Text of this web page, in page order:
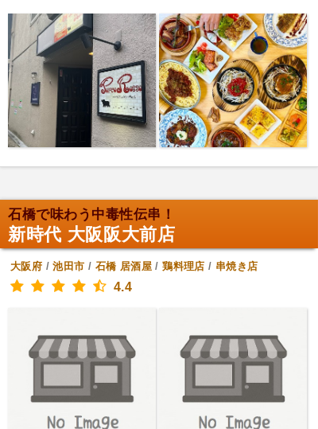
石橋で味わう中毒性伝串！
新時代 大阪阪大前店
大阪府 /池田市 / 石橋 居酒屋 /鶏料理店 / 串焼き店
4.4